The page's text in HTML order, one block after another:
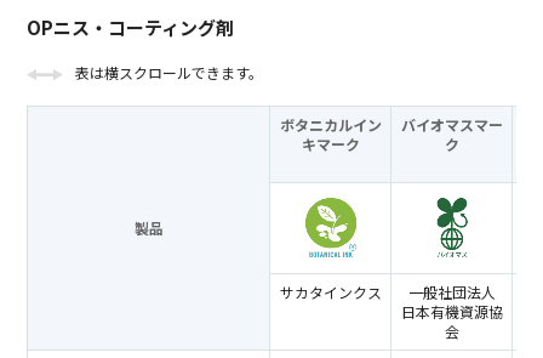
OPニス・コーティング剤
表は横スクロールできます。
製品
ボタニカルイン
キマーク
バイオマスマー
ク
サカタインクス
一般社団法人
日本有機資源協
会